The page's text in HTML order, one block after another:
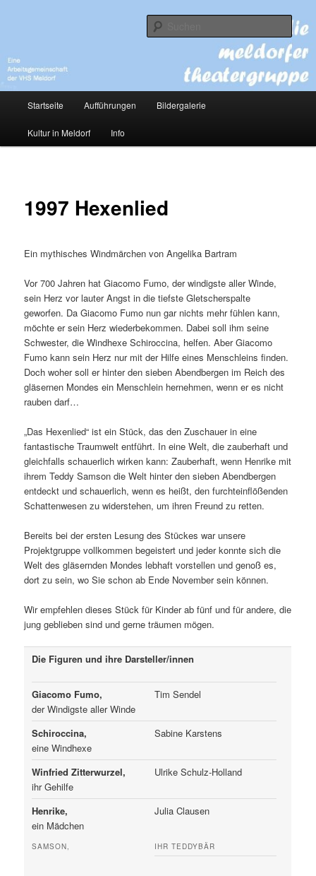
die meldorfer theatergruppe
Startseite Aufführungen Bildergalerie
Kultur in Meldorf Info
1997 Hexenlied
Ein mythisches Windmärchen von Angelika Bartram
Vor 700 Jahren hat Giacomo Fumo, der windigste aller Winde,
sein Herz vor lauter Angst in die tiefste Gletscherspalte
geworfen. Da Giacomo Fumo nun gar nichts mehr fühlen kann,
möchte er sein Herz wiederbekommen. Dabei soll ihm seine
Schwester, die Windhexe Schiroccina, helfen. Aber Giacomo
Fumo kann sein Herz nur mit der Hilfe eines Menschleins finden.
Doch woher soll er hinter den sieben Abendbergen im Reich des
gläsernen Mondes ein Menschlein hernehmen, wenn er es nicht
rauben darf…
„Das Hexenlied“ ist ein Stück, das den Zuschauer in eine
fantastische Traumwelt entführt. In eine Welt, die zauberhaft und
gleichfalls schauerlich wirken kann: Zauberhaft, wenn Henrike mit
ihrem Teddy Samson die Welt hinter den sieben Abendbergen
entdeckt und schauerlich, wenn es heißt, den furchteinflößenden
Schattenwesen zu widerstehen, um ihren Freund zu retten.
Bereits bei der ersten Lesung des Stückes war unsere
Projektgruppe vollkommen begeistert und jeder konnte sich die
Welt des gläsernden Mondes lebhaft vorstellen und genoß es,
dort zu sein, wo Sie schon ab Ende November sein können.
Wir empfehlen dieses Stück für Kinder ab fünf und für andere, die
jung geblieben sind und gerne träumen mögen.
Die Figuren und ihre Darsteller/innen
Giacomo Fumo,
der Windigste aller Winde
Tim Sendel
Schiroccina,
eine Windhexe
Sabine Karstens
Winfried Zitterwurzel,
ihr Gehilfe
Ulrike Schulz-Holland
Henrike,
ein Mädchen
Julia Clausen
SAMSON, IHR TEDDYBÄR